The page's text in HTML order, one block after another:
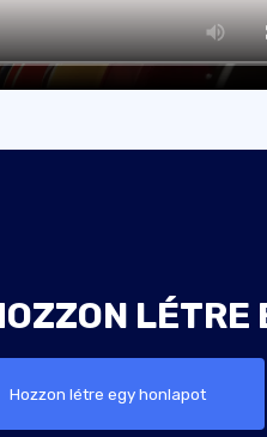
LÉTRE
Hozzon létre egy honlapot